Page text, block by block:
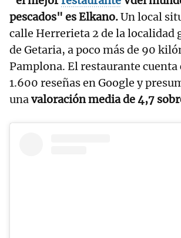
pescados" es Elkano.Un local
calle Herrerieta 2 de la localidad
de Getaria, a poco más de 90
Pamplona. El restaurante cuenta
1.600 reseñas en Google y
unavaloración media de 4,7